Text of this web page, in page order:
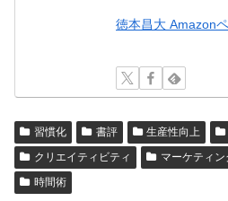
徳本昌大 Amazon
習慣化 書評 生産性向上
クリエイティビティ
マーケティン
時間術